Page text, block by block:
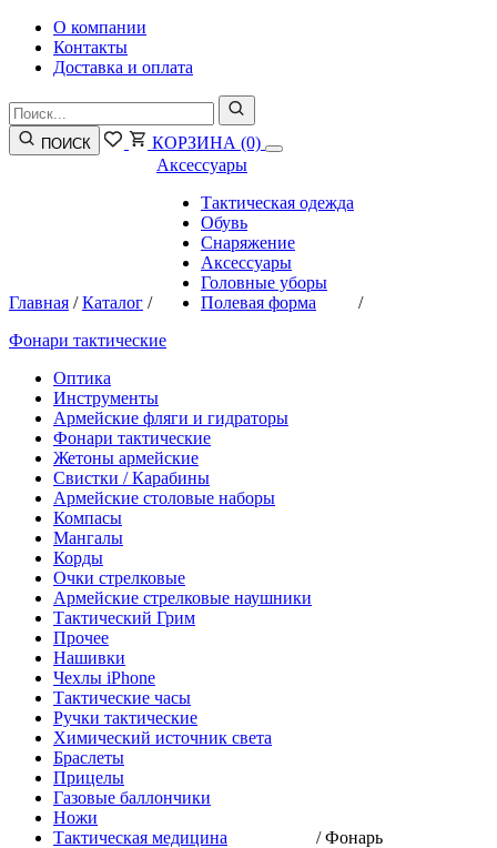
О компании
Контакты
Доставка и оплата
ПОИСК КОРЗИНА (0)
Главная /Каталог /
Аксессуары
Тактическая одежда
Обувь
Снаряжение
Аксессуары
Головные уборы
Полевая форма
/
Фонари тактические
Оптика
Инструменты
Армейские фляги и гидраторы
Фонари тактические
Жетоны армейские
Свистки / Карабины
Армейские столовые наборы
Компасы
Мангалы
Корды
Очки стрелковые
Армейские стрелковые наушники
Тактический Грим
Прочее
Нашивки
Чехлы iPhone
Тактические часы
Ручки тактические
Химический источник света
Браслеты
Прицелы
Газовые баллончики
Ножи
Тактическая медицина
/Фонарь